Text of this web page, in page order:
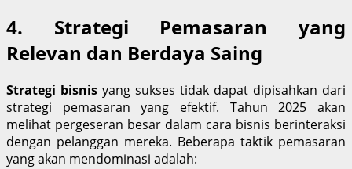
4. Strategi Pemasaran yang
Relevan dan Berdaya Saing
Strategi bisnis yang sukses tidak dapat dipisahkan dari
strategi pemasaran yang efektif. Tahun 2025 akan
melihat pergeseran besar dalam cara bisnis berinteraksi
dengan pelanggan mereka. Beberapa taktik pemasaran
yang akan mendominasi adalah: